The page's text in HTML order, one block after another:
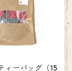
ィーバッグ（15